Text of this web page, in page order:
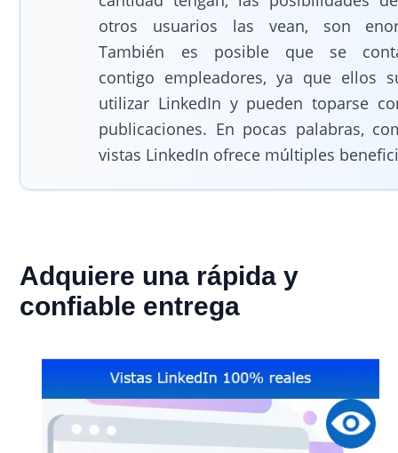
otros usuarios las vean, son
También es posible que se
contigo empleadores, ya que ellos
utilizar LinkedIn y pueden toparse
publicaciones. En pocas palabras,
vistas LinkedIn ofrece múltiples
Adquiere una rápida y
confiable entrega